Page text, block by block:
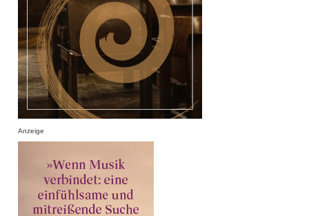
Anzeige